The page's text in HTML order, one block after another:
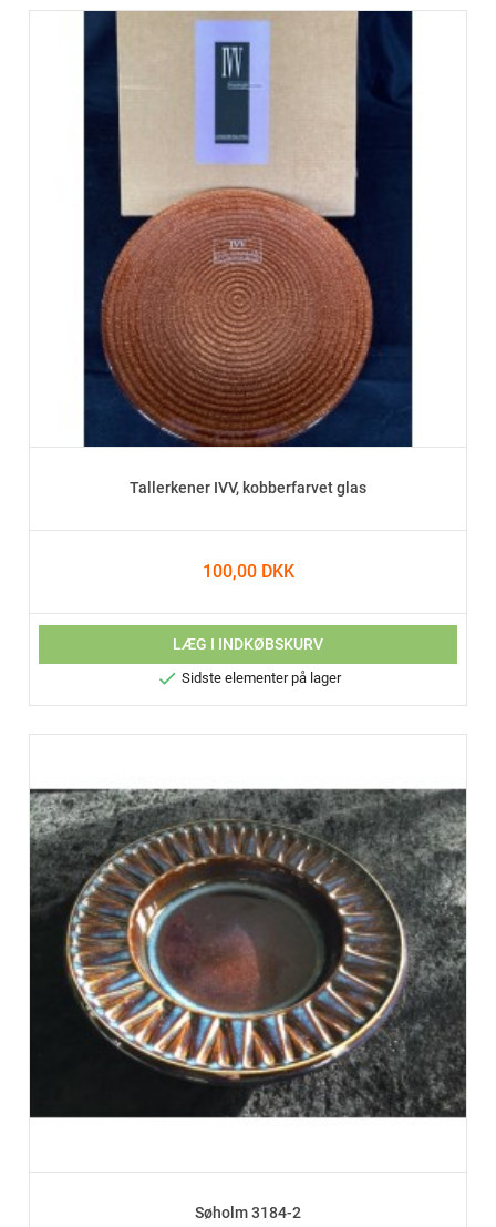
Tallerkener IVV, kobberfarvet glas
100,00 DKK
LÆG I INDKØBSKURV
 Sidste elementer på lager
Søholm 3184-2